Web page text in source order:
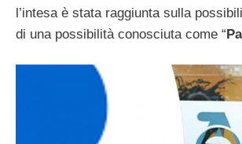
l’intesa è stata raggiunta sulla
di una possibilità conosciuta come “